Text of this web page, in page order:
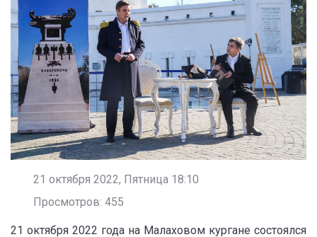
21 октября 2022, Пятница 18:10
Просмотров: 455
21 октября 2022 года на Малаховом кургане состоялся